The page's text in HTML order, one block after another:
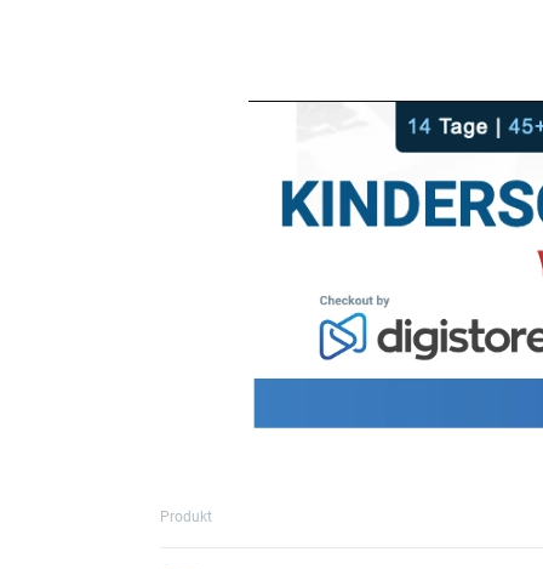
Produkt